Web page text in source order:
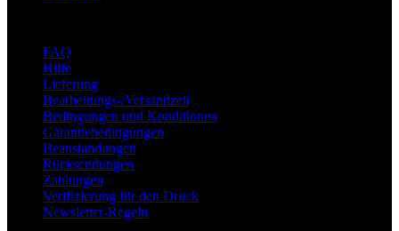
FAQ
Hilfe
Lieferung
Bearbeitungs-/Versandzeit
Bedingungen und Konditionen
Garantiebedingungen
Beanstandungen
Rücksendungen
Zahlungen
Verifizierung für den Druck
Newsletter-Regeln